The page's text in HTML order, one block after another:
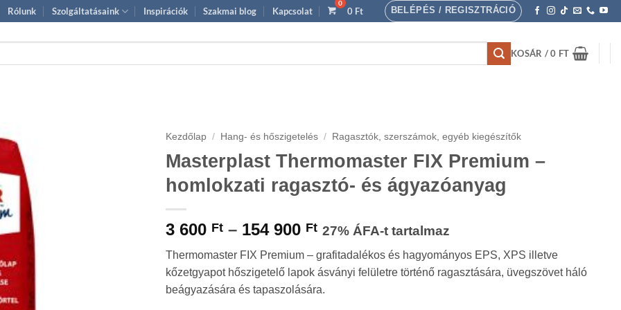
Rólunk Szolgáltatásaink Inspirációk Szakmai blog Kapcsolat 0 Ft BELÉPÉS / REGISZTRÁCIÓ
KOSÁR /0 FT
Kezdőlap / Hang- és hőszigetelés / Ragasztók, szerszámok, egyéb kiegészítők
Masterplast Thermomaster FIX Premium –
homlokzati ragasztó- és ágyazóanyag
3 600 Ft – 154 900 FtÁrtartomány:
600 Ft
-
154
27% ÁFA-t tartalmaz
Thermomaster FIX Premium – grafitadalékos és hagyományos EPS, XPS illetve
kőzetgyapot hőszigetelő lapok ásványi felületre történő ragasztására, üvegszövet háló
beágyazására és tapaszolására.